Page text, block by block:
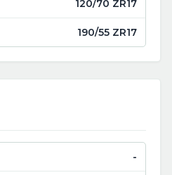
120/70 ZR17
190/55 ZR17
-